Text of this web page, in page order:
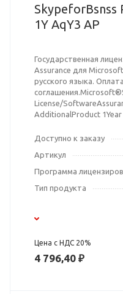
SkypeforBsnss
1Y AqY3 AP
Государственная
Assurance для
русского языка.
License/
AdditionalProduct
Доступно к заказу
Артикул
Программа
Тип продукта
Цена с НДС 20%
4 796,40 ₽